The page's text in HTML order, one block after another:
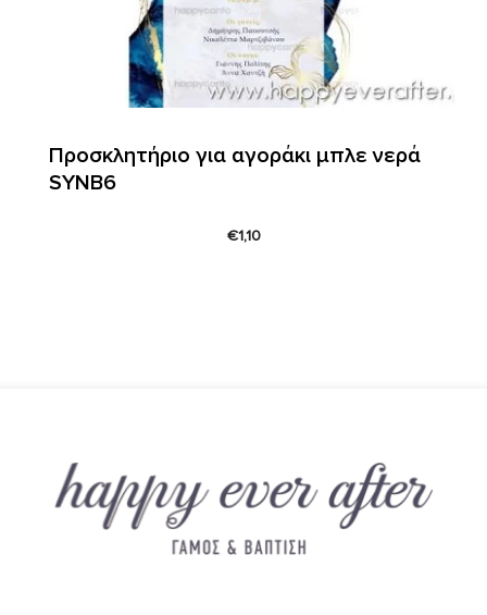
Προσκλητήριο για αγοράκι μπλε νερά
SYNΒ6
€1,10